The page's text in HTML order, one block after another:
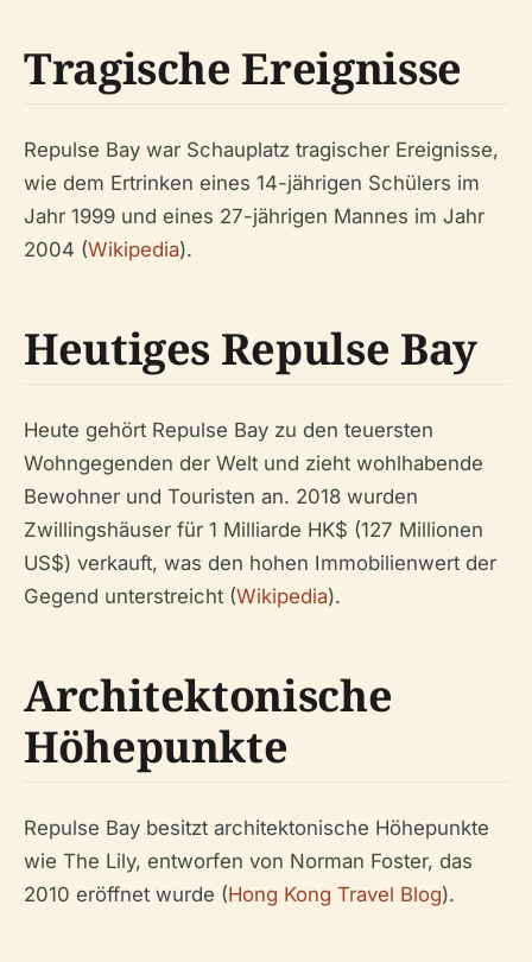
Tragische Ereignisse
Repulse Bay war Schauplatz tragischer Ereignisse,
wie dem Ertrinken eines 14-jährigen Schülers im
Jahr 1999 und eines 27-jährigen Mannes im Jahr
2004 (Wikipedia).
Heutiges Repulse Bay
Heute gehört Repulse Bay zu den teuersten
Wohngegenden der Welt und zieht wohlhabende
Bewohner und Touristen an. 2018 wurden
Zwillingshäuser für 1 Milliarde HK$ (127 Millionen
US$) verkauft, was den hohen Immobilienwert der
Gegend unterstreicht (Wikipedia).
Architektonische
Höhepunkte
Repulse Bay besitzt architektonische Höhepunkte
wie The Lily, entworfen von Norman Foster, das
2010 eröffnet wurde (Hong Kong Travel Blog).